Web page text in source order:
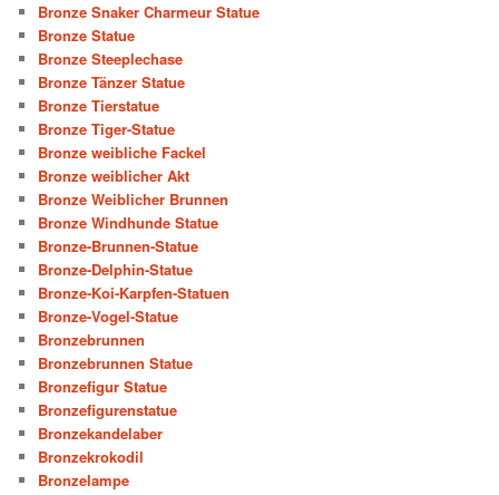
Bronze Snaker Charmeur Statue
Bronze Statue
Bronze Steeplechase
Bronze Tänzer Statue
Bronze Tierstatue
Bronze Tiger-Statue
Bronze weibliche Fackel
Bronze weiblicher Akt
Bronze Weiblicher Brunnen
Bronze Windhunde Statue
Bronze-Brunnen-Statue
Bronze-Delphin-Statue
Bronze-Koi-Karpfen-Statuen
Bronze-Vogel-Statue
Bronzebrunnen
Bronzebrunnen Statue
Bronzefigur Statue
Bronzefigurenstatue
Bronzekandelaber
Bronzekrokodil
Bronzelampe